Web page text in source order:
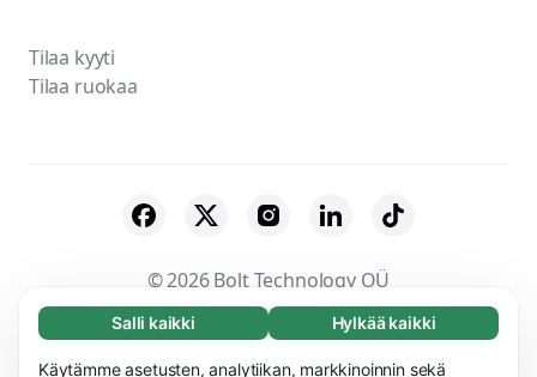
Välttämätön (65)
Välttämättömät evästeet auttavat tekemään
Lue lisää
Salli kaikki Hylkää kaikki
Käytämme asetusten, analytiikan, markkinoinnin sekä
Tilaa kyyti
Tilaa ruokaa
© 2026 Bolt Technology OÜ
Tavarantoimittajat Ehdot Tietosuoja